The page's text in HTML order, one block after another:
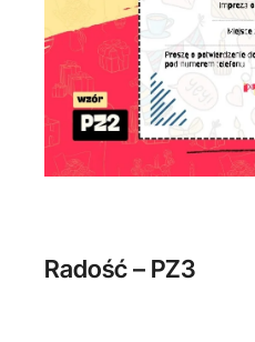
Radość – PZ3